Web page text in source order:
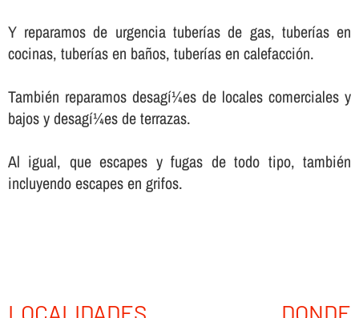
Y reparamos de urgencia tuberí­as de gas, tuberí­as en
cocinas, tuberí­as en baños, tuberí­as en calefacción.
También reparamos desagí¼es de locales comerciales y
bajos y desagí¼es de terrazas.
Al igual, que escapes y fugas de todo tipo, también
incluyendo escapes en grifos.